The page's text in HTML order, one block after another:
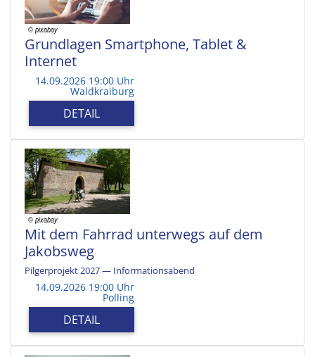
Grundlagen Smartphone, Tablet &
Internet
14.09.2026 19:00 Uhr
Waldkraiburg
DETAIL
Mit dem Fahrrad unterwegs auf dem
Jakobsweg
Pilgerprojekt 2027 — Informationsabend
14.09.2026 19:00 Uhr
Polling
DETAIL